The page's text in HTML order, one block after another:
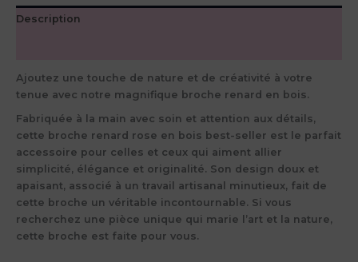
Description
Ajoutez une touche de nature et de créativité à votre
tenue avec notre magnifique broche renard en bois.
Fabriquée à la main avec soin et attention aux détails,
cette broche renard rose en bois best-seller est le parfait
accessoire pour celles et ceux qui aiment allier
simplicité, élégance et originalité. Son design doux et
apaisant, associé à un travail artisanal minutieux, fait de
cette broche un véritable incontournable. Si vous
recherchez une pièce unique qui marie l’art et la nature,
cette broche est faite pour vous.